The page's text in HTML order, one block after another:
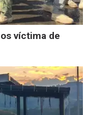
víctima de